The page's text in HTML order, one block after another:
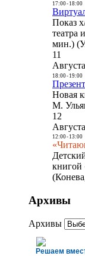
17:00- 18:00
Показ
театра
мин.)
11
Августа
18:00- 19:00
Новая
М.
12
Августа
12:00- 13:00
книгой
Архивы
Архивы
Решаем